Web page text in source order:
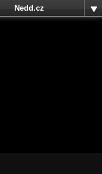
Nedd.cz